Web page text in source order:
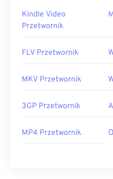
Kindle Video
Przetwornik
FLV Przetwornik
MKV Przetwornik
3GP Przetwornik
MP4 Przetwornik